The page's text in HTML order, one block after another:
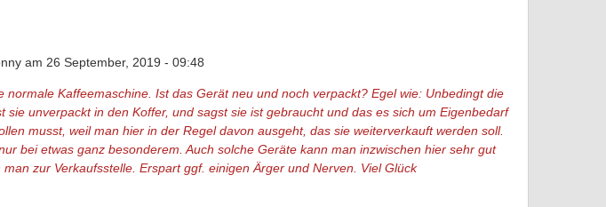
am 26 September, 2019 - 09:48
normale Kaffeemaschine. Ist das Gerät neu und noch verpackt? Egel wie: Unbedingt die
sie unverpackt in den Koffer, und sagst sie ist gebraucht und das es sich um Eigenbedarf
musst, weil man hier in der Regel davon ausgeht, das sie weiterverkauft werden soll.
bei etwas ganz besonderem. Auch solche Geräte kann man inzwischen hier sehr gut
zur Verkaufsstelle. Erspart ggf. einigen Ärger und Nerven. Viel Glück